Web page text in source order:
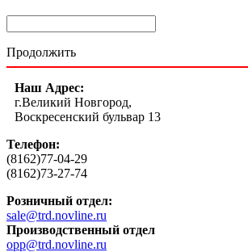
Продолжить
Наш Адрес:
г.Великий Новгород,
Воскресенский бульвар 13
Телефон:
(8162)77-04-29
(8162)73-27-74
Розничный отдел:
sale@trd.novline.ru
Производственный отдел
opp@trd.novline.ru